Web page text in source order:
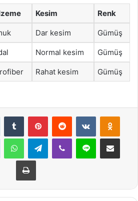
Kesim Renk
Dar kesim Gümüş
Normal kesim Gümüş
Rahat kesim Gümüş
LinkedInTumblr PinterestReddit VKontakte
MessengerWhatsAppTelegramViber Line E-Posta ile
Yazdır